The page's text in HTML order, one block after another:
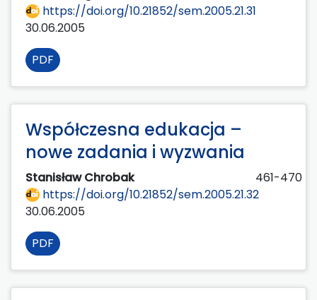
https://doi.org/10.21852/sem.2005.21.31
30.06.2005
PDF
Współczesna edukacja –
nowe zadania i wyzwania
Stanisław Chrobak
461-470
https://doi.org/10.21852/sem.2005.21.32
30.06.2005
PDF